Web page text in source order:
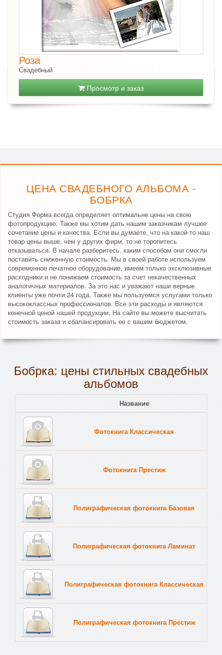
Роза
Свадебный
Просмотр и заказ
ЦЕНА СВАДЕБНОГО АЛЬБОМА -
БОБРКА
Студия Форма всегда определяет оптимальне цены на свою
фотопродукцию. Также мы хотим дать нашим заказчикам лучшее
сочетание цены и качества. Если вы думаете, что на какой-то наш
товар цены выше, чем у других фирм, то не торопитесь
отказываться. В начале разберитесь, каким способом они смогли
поставить сниженную стоимость. Мы в своей работе используем
современное печатное оборудование, имеем только эксклюзивные
расходники и не понижаем стоимость за счет некачественных
аналогичных материалов. За это нас и уважают наши верные
клиенты уже почти 24 года. Также мы пользуемся услугами только
высококлассных профессионалов. Все эти расходы и являются
конечной ценой нашей продукции. На сайте вы можете высчитать
стоимость заказа и сбалансировать ее с вашим бюджетом.
Бобрка: цены стильных свадебных
альбомов
Название
Фотокнига Классическая
Фотокнига Престиж
Полиграфическая фотокнига Базовая
Полиграфическая фотокнига Ламинат
Полиграфическая фотокнига Классическая
Полиграфическая фотокнига Престиж